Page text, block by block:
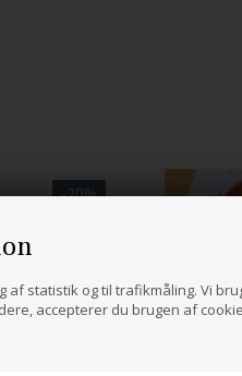
af statistik og til trafikmåling. Vi
accepterer du brugen af